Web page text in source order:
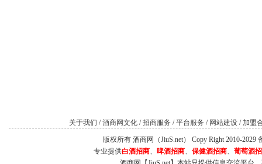
关于我们 /酒商网文化 /招商服务 /平台服务 / 网站建设 /加盟
版权所有 酒商网（JiuS.net） Copy Right 2010-2029
专业提供白酒招商、 啤酒招商、 保健酒招商、 葡萄酒